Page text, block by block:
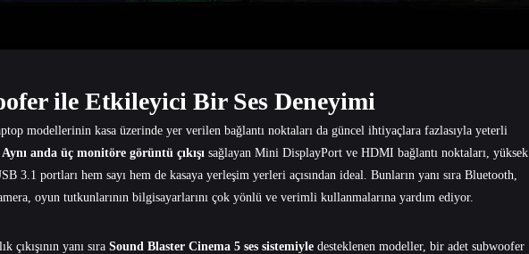
ile Etkileyici Bir Ses Deneyimi
modellerinin kasa üzerinde yer verilen bağlantı noktaları da güncel ihtiyaçlara fazlasıyla yeterli
Aynı anda üç monitöre görüntü çıkışı sağlayan Mini DisplayPort ve HDMI bağlantı noktaları, yüksek
3.1 portları hem sayı hem de kasaya yerleşim yerleri açısından ideal. Bunların yanı sıra Bluetooth,
oyun tutkunlarının bilgisayarlarını çok yönlü ve verimli kullanmalarına yardım ediyor.
yanı sıra Sound Blaster Cinema 5 ses sistemiyle desteklenen modeller, bir adet subwoofer